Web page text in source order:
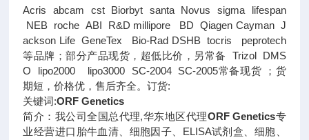
Acris abcam cst Biorbyt santa Novus sigma lifespan
NEB roche ABI R&D millipore BD Qiagen Cayman J
ackson Life GeneTex Bio-Rad DSHB tocris peprotech
等品牌；部分产品现货，超低比价，另常备 Trizol DMS
O lipo2000 lipo3000 SC-2004 SC-2005常备现货 ；货
期短，价格优，售后齐全。订货:
关键词:ORF Genetics
简介：我公司全国总代理,华东地区代理ORF Genetics专
业经营进口胎牛血清、细胞因子、ELISA试剂盒、细胞、